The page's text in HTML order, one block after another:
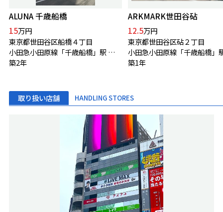
ALUNA 千歳船橋
15万円
東京都世田谷区船橋４丁目
小田急小田原線「千歳船橋」駅 徒歩20分
築2年
ARKMARK世田谷砧
12.5万円
東京都世田谷区砧２丁目
築1年
取り扱い店舗 HANDLING STORES